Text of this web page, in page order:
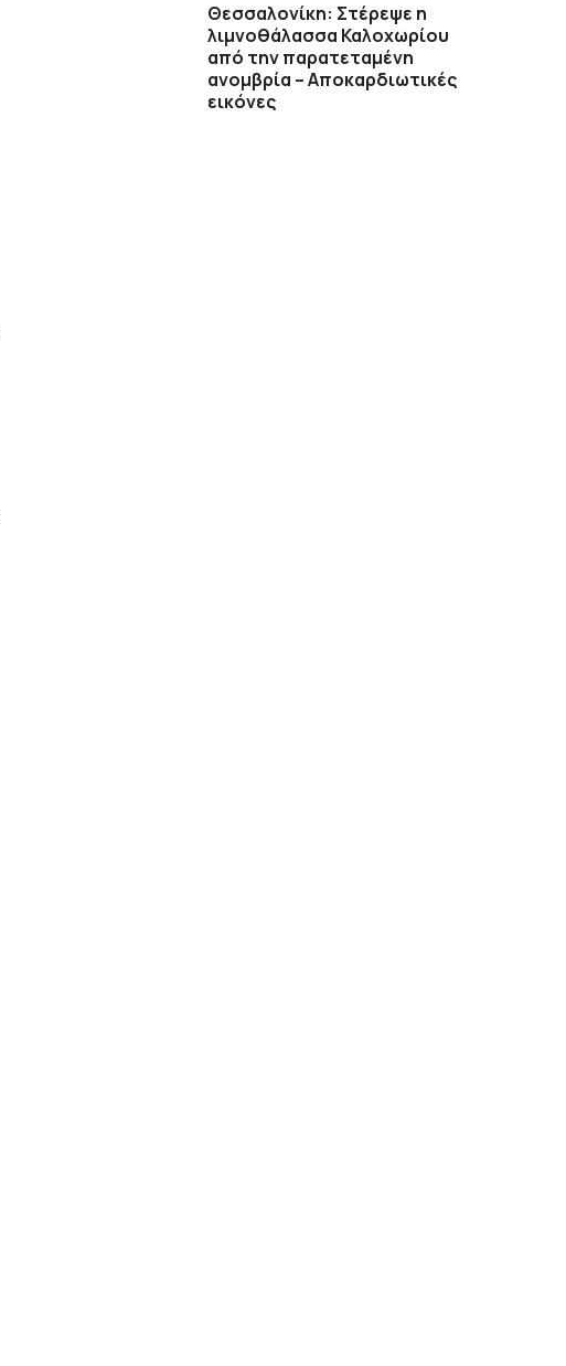
Θεσσαλονίκη: Στέρεψε η
λιμνοθάλασσα Καλοχωρίου
από την παρατεταμένη
ανομβρία – Αποκαρδιωτικές
εικόνες